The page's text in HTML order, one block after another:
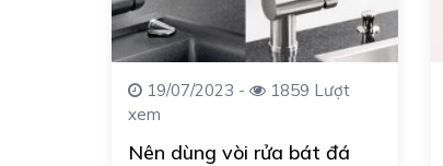
19/07/2023 -
1859 Lượt
xem
Nên dùng vòi rửa bát đá